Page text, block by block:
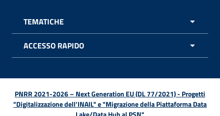
TEMATICHE
ACCESSO RAPIDO
PNRR 2021-2026 – Next Generation EU (DL 77/2021) - Progetti
"Digitalizzazione dell’INAIL" e "Migrazione della Piattaforma Data